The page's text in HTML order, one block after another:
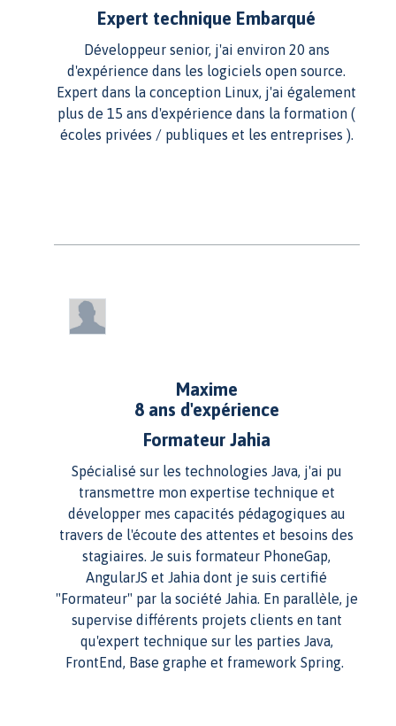
Expert technique Embarqué
Développeur senior, j'ai environ 20 ans
d'expérience dans les logiciels open source.
Expert dans la conception Linux, j'ai également
plus de 15 ans d'expérience dans la formation (
écoles privées / publiques et les entreprises ).
Maxime
8 ans d'expérience
Formateur Jahia
Spécialisé sur les technologies Java, j'ai pu
transmettre mon expertise technique et
développer mes capacités pédagogiques au
travers de l'écoute des attentes et besoins des
stagiaires. Je suis formateur PhoneGap,
AngularJS et Jahia dont je suis certifié
"Formateur" par la société Jahia. En parallèle, je
supervise différents projets clients en tant
qu'expert technique sur les parties Java,
FrontEnd, Base graphe et framework Spring.